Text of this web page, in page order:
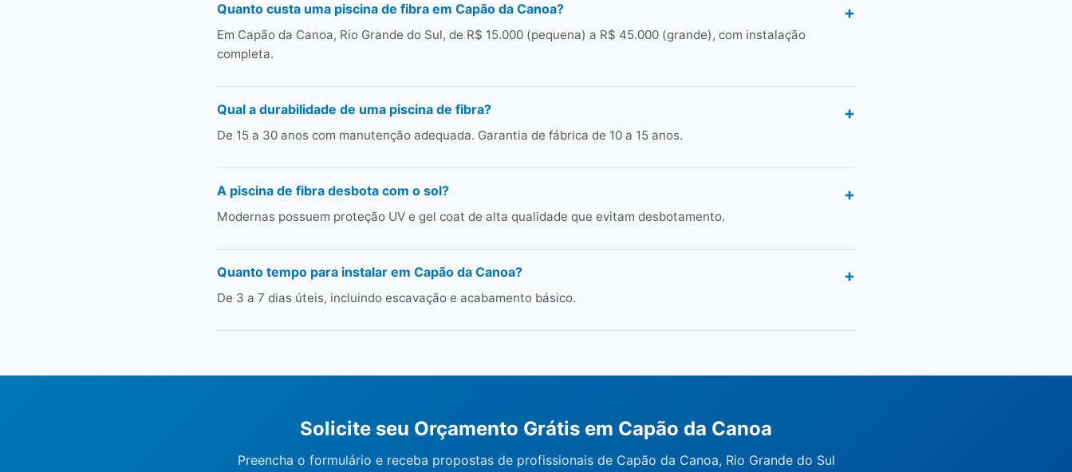
Quanto custa uma piscina de fibra em Capão da Canoa?
Em Capão da Canoa, Rio Grande do Sul, de R$ 15.000 (pequena) a R$ 45.000 (grande), com instalação
completa.
Qual a durabilidade de uma piscina de fibra?
De 15 a 30 anos com manutenção adequada. Garantia de fábrica de 10 a 15 anos.
A piscina de fibra desbota com o sol?
Modernas possuem proteção UV e gel coat de alta qualidade que evitam desbotamento.
Quanto tempo para instalar em Capão da Canoa?
De 3 a 7 dias úteis, incluindo escavação e acabamento básico.
Solicite seu Orçamento Grátis em Capão da Canoa
Preencha o formulário e receba propostas de profissionais de Capão da Canoa, Rio Grande do Sul